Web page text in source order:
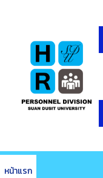
content
หน้าแรก